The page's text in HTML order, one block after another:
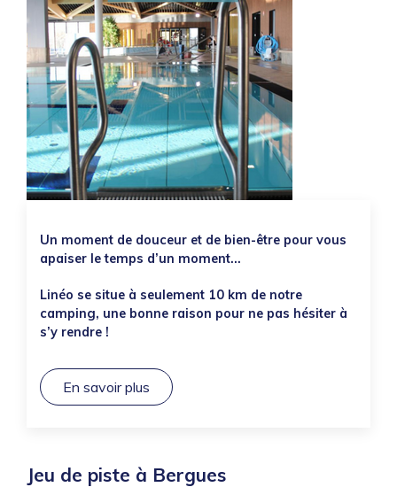
Un moment de douceur et de bien-être pour vous
apaiser le temps d’un moment…
Linéo se situe à seulement 10 km de notre
camping, une bonne raison pour ne pas hésiter à
s’y rendre !
En savoir plus
Jeu de piste à Bergues